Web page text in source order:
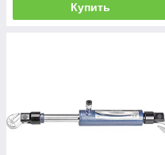
Купить